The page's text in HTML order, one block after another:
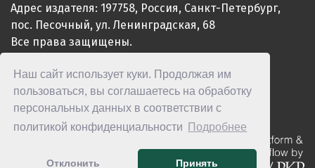
Наш сайт использует куки. Продолжая им
пользоваться, вы соглашаетесь на обработку
персональных данных в соответствии с
политикой конфиденциальности
Подробнее
Отклонить Принять
Адрес издателя: 197758, Россия, Санкт-Петербург,
пос. Песочный, ул. Ленинградская, 68
Все права защищены.
ISSN 2949-4915 (Online)